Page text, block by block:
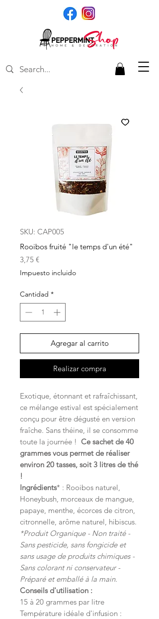
SKU: CAP005
Rooibos fruité "le temps d'un été"
3,75 €Precio
Impuesto incluido
Cantidad *
Agregar al carrito
Realizar compra
Exotique, étonnant et rafraîchissant,
ce mélange estival est spécialement
conçu pour être dégusté en version
fraîche. Sans théine, il se consomme
toute la journée ! Ce sachet de 40
grammes vous permet de réaliser
environ 20 tasses, soit 3 litres de thé
!
Ingrédients* : Rooibos naturel,
Honeybush, morceaux de mangue,
papaye, menthe, écorces de citron,
citronnelle, arôme naturel, hibiscus.
*Produit Organique - Non traité -
Sans pesticide, sans fongicide et
sans usage de produits chimiques -
Sans colorant ni conservateur -
Préparé et emballé à la main.
Conseils d'utilisation :
15 à 20 grammes par litre
Température idéale d'infusion :